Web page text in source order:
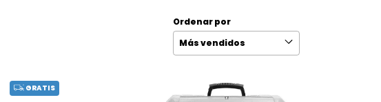
Ordenar por
GRATIS